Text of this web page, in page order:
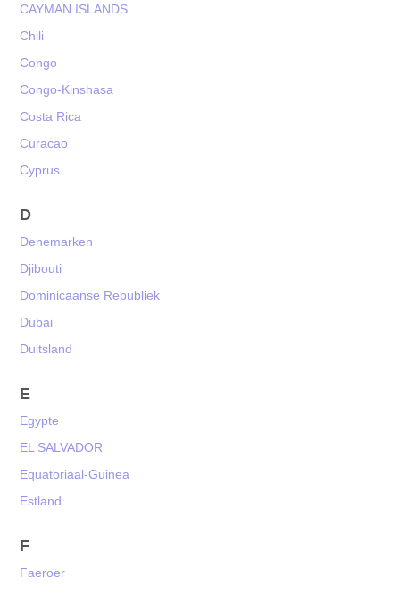
CAYMAN ISLANDS
Chili
Congo
Congo-Kinshasa
Costa Rica
Curacao
Cyprus
D
Denemarken
Djibouti
Dominicaanse Republiek
Dubai
Duitsland
E
Egypte
EL SALVADOR
Equatoriaal-Guinea
Estland
F
Faeroer